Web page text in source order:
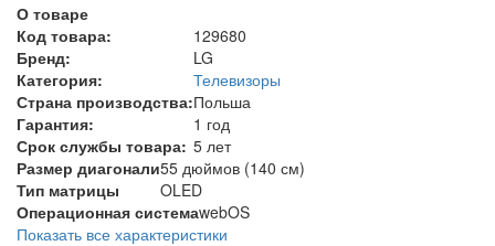
О товаре
Код товара:
129680
Бренд:
LG
Категория:
Телевизоры
Страна производства:Польша
Гарантия:
1 год
Срок службы товара: 5 лет
Размер диагонали55 дюймов (140 см)
Тип матрицы
OLED
Операционная системаwebOS
Показать все характеристики